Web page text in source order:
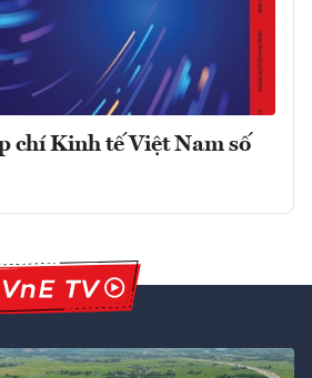
chí Kinh tế Việt Nam số